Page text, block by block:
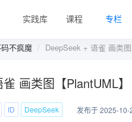
实践库 课程 专栏
不疯魔 DeepSeek + 语雀 画类图
画类图【PlantUML】
ID DeepSeek 发布于 2025-10-